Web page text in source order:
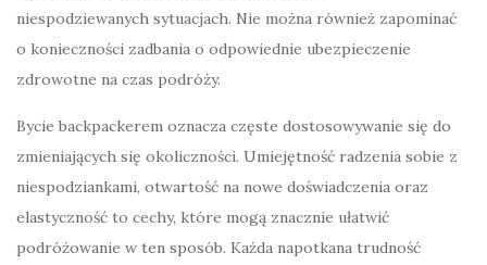
niespodziewanych sytuacjach. Nie można również zapominać
o konieczności zadbania o odpowiednie ubezpieczenie
zdrowotne na czas podróży.
Bycie backpackerem oznacza częste dostosowywanie się do
zmieniających się okoliczności. Umiejętność radzenia sobie z
niespodziankami, otwartość na nowe doświadczenia oraz
elastyczność to cechy, które mogą znacznie ułatwić
podróżowanie w ten sposób. Każda napotkana trudność